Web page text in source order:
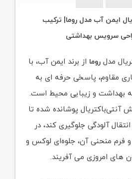
ایمن آب مدل روما| ترکیب
سرویس بهداشتی
مدل روما از برند ایمن آب، با
مقاوم، پاسخی حرفه‌ ای به
بهداشت و زیبایی محیط است.
آنتی‌باکتریال پوشانده شده تا
آلودگی جلوگیری کند، در
فرم منحنی آن، جلوه‌ای لوکس و
های امروزی می‌ آفریند.